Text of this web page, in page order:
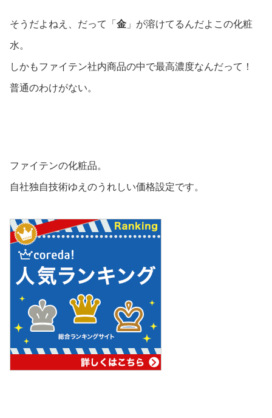
そうだよねえ、だって「 金 」が溶けてるんだよこの化粧
水。
しかもファイテン社内商品の中で最高濃度なんだって！
普通のわけがない。
ファイテンの化粧品。
自社独自技術ゆえのうれしい価格設定です。